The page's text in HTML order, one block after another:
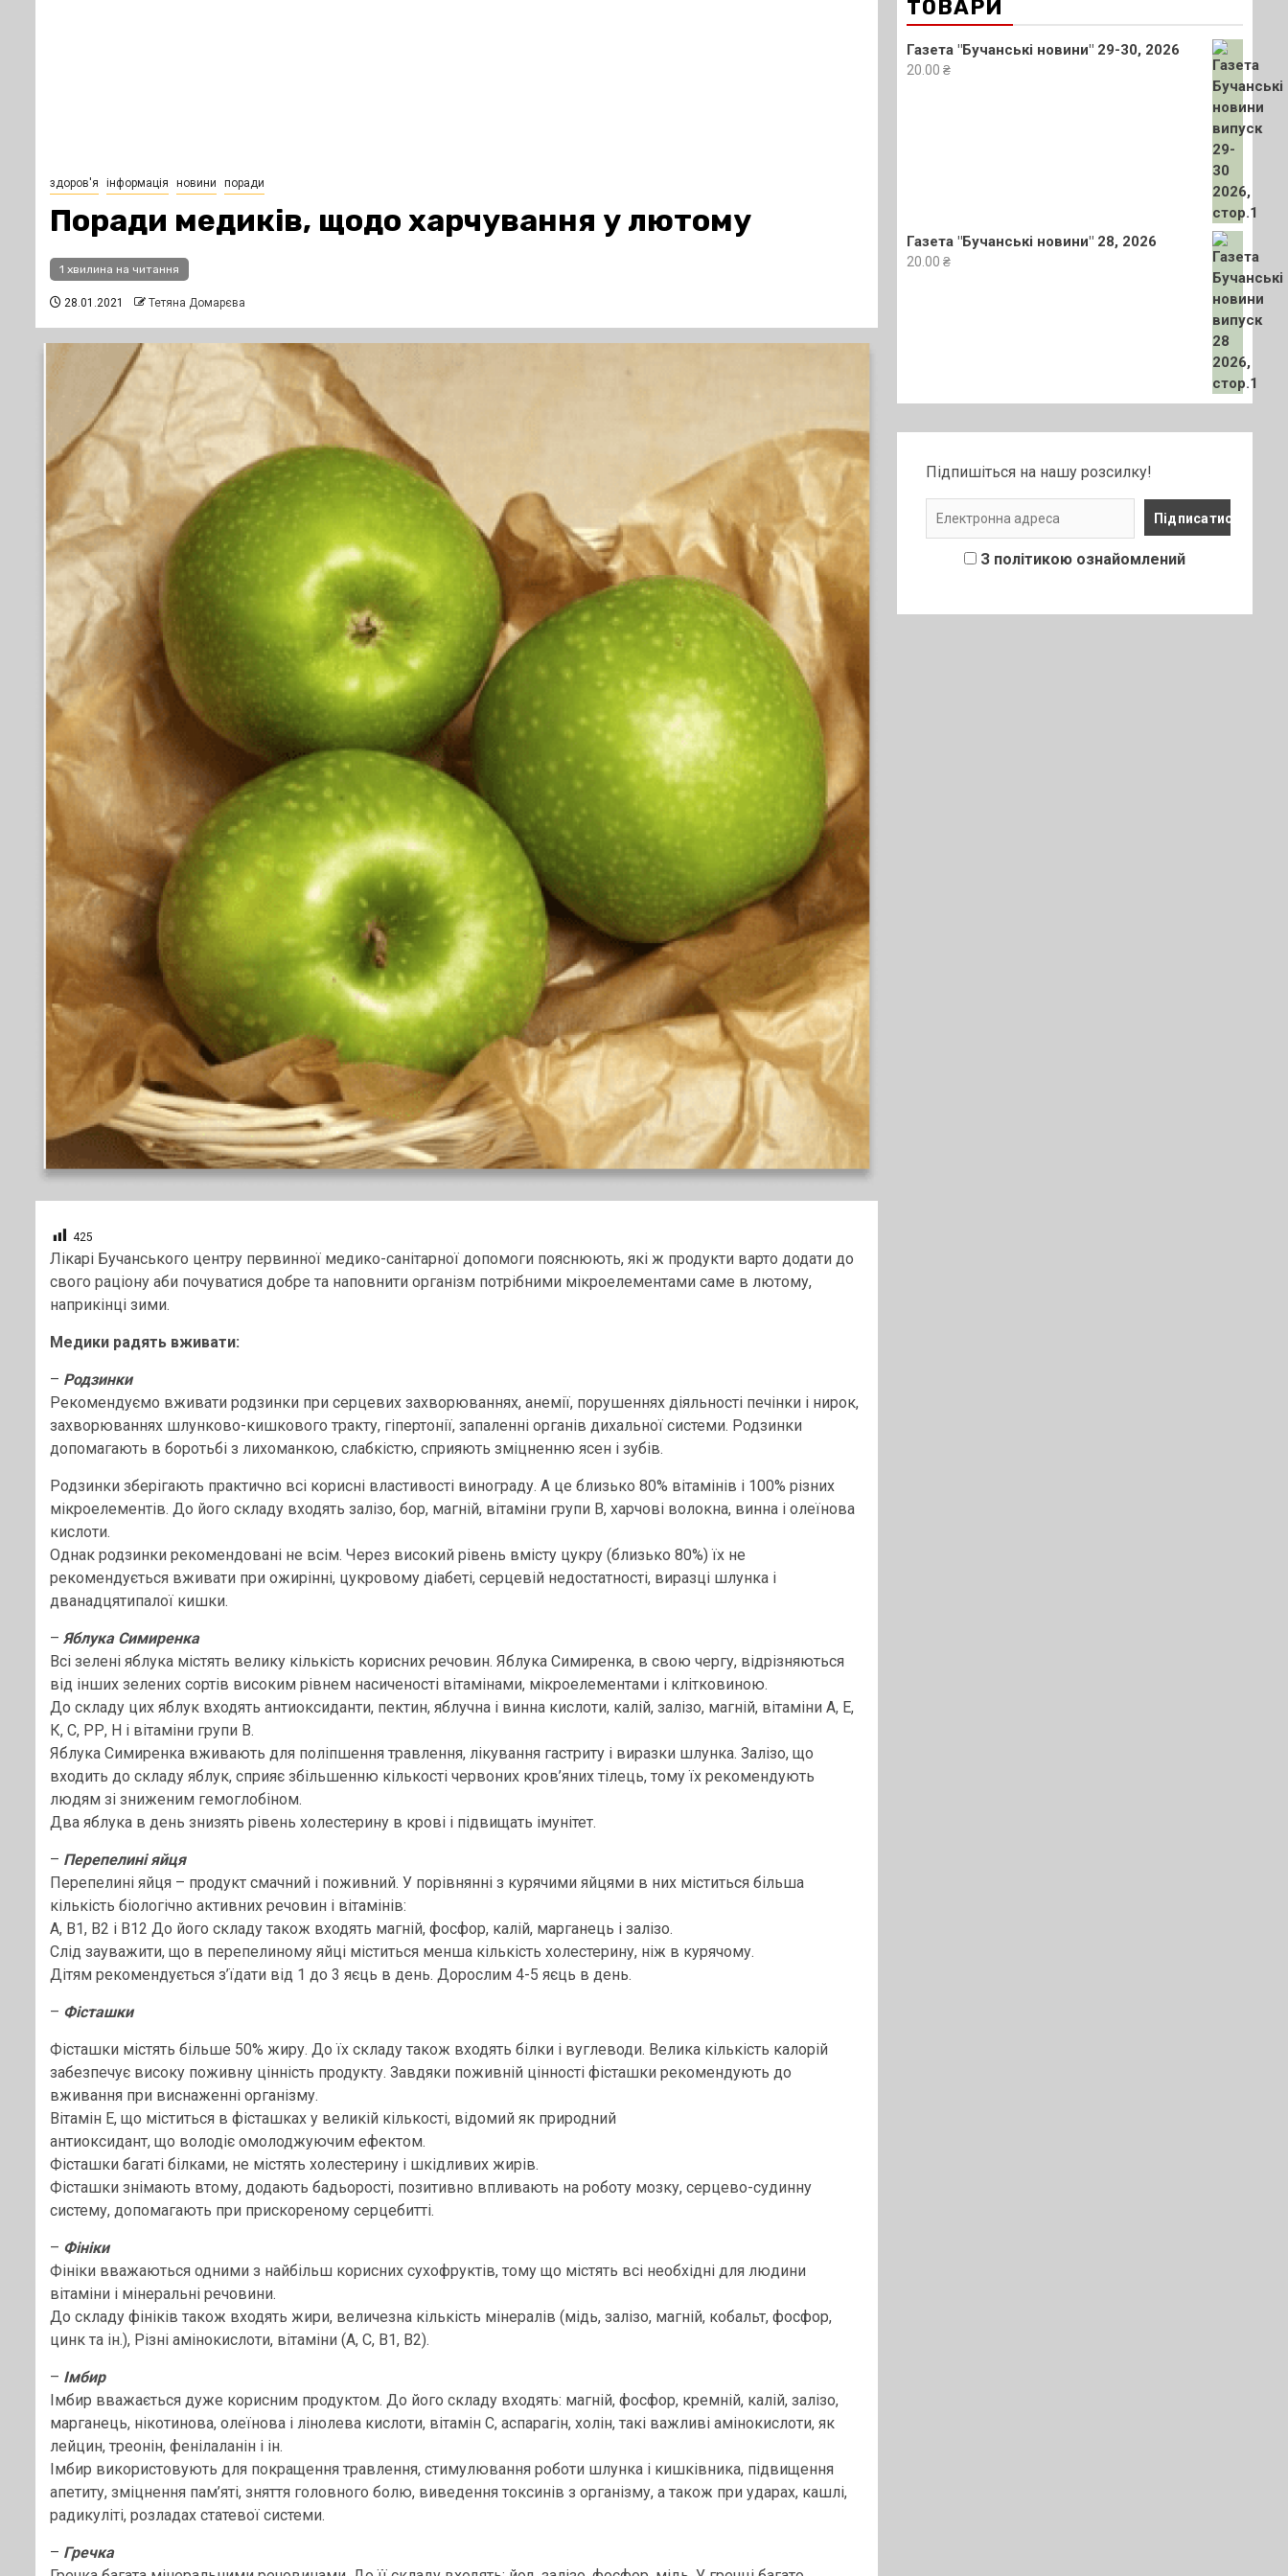
здоров'я інформація новини поради
Поради медиків, щодо харчування у лютому
1 хвилина на читання
28.01.2021 Тетяна Домарєва
425
Лікарі Бучанського центру первинної медико-санітарної допомоги пояснюють, які ж продукти варто додати до
свого раціону аби почуватися добре та наповнити організм потрібними мікроелементами саме в лютому,
наприкінці зими.
Медики радять вживати:
– Родзинки
Рекомендуємо вживати родзинки при серцевих захворюваннях, анемії, порушеннях діяльності печінки і нирок,
захворюваннях шлунково-кишкового тракту, гіпертонії, запаленні органів дихальної системи. Родзинки
допомагають в боротьбі з лихоманкою, слабкістю, сприяють зміцненню ясен і зубів.
Родзинки зберігають практично всі корисні властивості винограду. А це близько 80% вітамінів і 100% різних
мікроелементів. До його складу входять залізо, бор, магній, вітаміни групи В, харчові волокна, винна і олеїнова
кислоти.
Однак родзинки рекомендовані не всім. Через високий рівень вмісту цукру (близько 80%) їх не
рекомендується вживати при ожирінні, цукровому діабеті, серцевій недостатності, виразці шлунка і
дванадцятипалої кишки.
– Яблука Симиренка
Всі зелені яблука містять велику кількість корисних речовин. Яблука Симиренка, в свою чергу, відрізняються
від інших зелених сортів високим рівнем насиченості вітамінами, мікроелементами і клітковиною.
До складу цих яблук входять антиоксиданти, пектин, яблучна і винна кислоти, калій, залізо, магній, вітаміни А, Е,
К, С, РР, Н і вітаміни групи В.
Яблука Симиренка вживають для поліпшення травлення, лікування гастриту і виразки шлунка. Залізо, що
входить до складу яблук, сприяє збільшенню кількості червоних кров’яних тілець, тому їх рекомендують
людям зі зниженим гемоглобіном.
Два яблука в день знизять рівень холестерину в крові і підвищать імунітет.
– Перепелині яйця
Перепелині яйця – продукт смачний і поживний. У порівнянні з курячими яйцями в них міститься більша
кількість біологічно активних речовин і вітамінів:
А, В1, В2 і В12 До його складу також входять магній, фосфор, калій, марганець і залізо.
Слід зауважити, що в перепелиному яйці міститься менша кількість холестерину, ніж в курячому.
Дітям рекомендується з’їдати від 1 до 3 яєць в день. Дорослим 4-5 яєць в день.
– Фісташки
Фісташки містять більше 50% жиру. До їх складу також входять білки і вуглеводи. Велика кількість калорій
забезпечує високу поживну цінність продукту. Завдяки поживній цінності фісташки рекомендують до
вживання при виснаженні організму.
Вітамін Е, що міститься в фісташках у великій кількості, відомий як природний
антиоксидант, що володіє омолоджуючим ефектом.
Фісташки багаті білками, не містять холестерину і шкідливих жирів.
Фісташки знімають втому, додають бадьорості, позитивно впливають на роботу мозку, серцево-судинну
систему, допомагають при прискореному серцебитті.
– Фініки
Фініки вважаються одними з найбільш корисних сухофруктів, тому що містять всі необхідні для людини
вітаміни і мінеральні речовини.
До складу фініків також входять жири, величезна кількість мінералів (мідь, залізо, магній, кобальт, фосфор,
цинк та ін.), Різні амінокислоти, вітаміни (А, С, В1, В2).
– Імбир
Імбир вважається дуже корисним продуктом. До його складу входять: магній, фосфор, кремній, калій, залізо,
марганець, нікотинова, олеїнова і лінолева кислоти, вітамін С, аспарагін, холін, такі важливі амінокислоти, як
лейцин, треонін, фенілаланін і ін.
Імбир використовують для покращення травлення, стимулювання роботи шлунка і кишківника, підвищення
апетиту, зміцнення пам’яті, зняття головного болю, виведення токсинів з організму, а також при ударах, кашлі,
радикуліті, розладах статевої системи.
– Гречка
ТОВАРИ
Газета "Бучанські новини" 29-30, 2026
20.00 ₴
Газета "Бучанські новини" 28, 2026
20.00 ₴
Підпишіться на нашу розсилку!
З політикою ознайомлений